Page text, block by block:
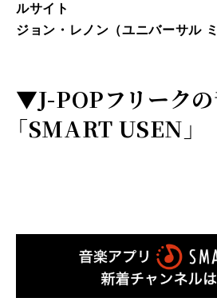
ルサイト
ジョン・レノン（ユニバーサル
▼J-POPフリーク
「SMART USEN」